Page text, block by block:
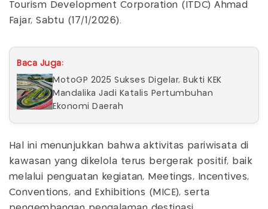
Tourism Development Corporation (ITDC) Ahmad
Fajar, Sabtu (17/1/2026).
Baca Juga:
MotoGP 2025 Sukses Digelar, Bukti KEK
Mandalika Jadi Katalis Pertumbuhan
Ekonomi Daerah
Hal ini menunjukkan bahwa aktivitas pariwisata di
kawasan yang dikelola terus bergerak positif, baik
melalui penguatan kegiatan, Meetings, Incentives,
Conventions, and Exhibitions (MICE), serta